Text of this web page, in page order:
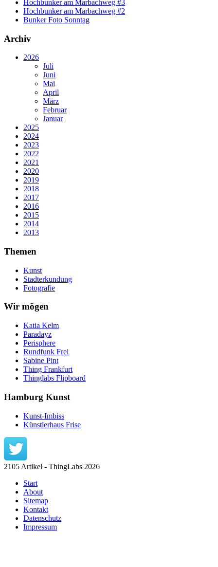
Hochbunker am Marbachweg #3
Hochbunker am Marbachweg #2
Bunker Foto Sonntag
Archiv
2026
Juli
Juni
Mai
April
März
Februar
Januar
2025
2024
2023
2022
2021
2020
2019
2018
2017
2016
2015
2014
2013
Themen
Kunst
Stadterkundung
Fotografie
Wir mögen
Katia Kelm
Paradayz
Perisphere
Rundfunk Frei
Sabine Pint
Thing Frankfurt
Thinglabs Flipboard
Hamburg Kunst
Kunst-Imbiss
Künstlerhaus Frise
2105 Artikel - ThingLabs 2026
Start
About
Sitemap
Kontakt
Datenschutz
Impressum